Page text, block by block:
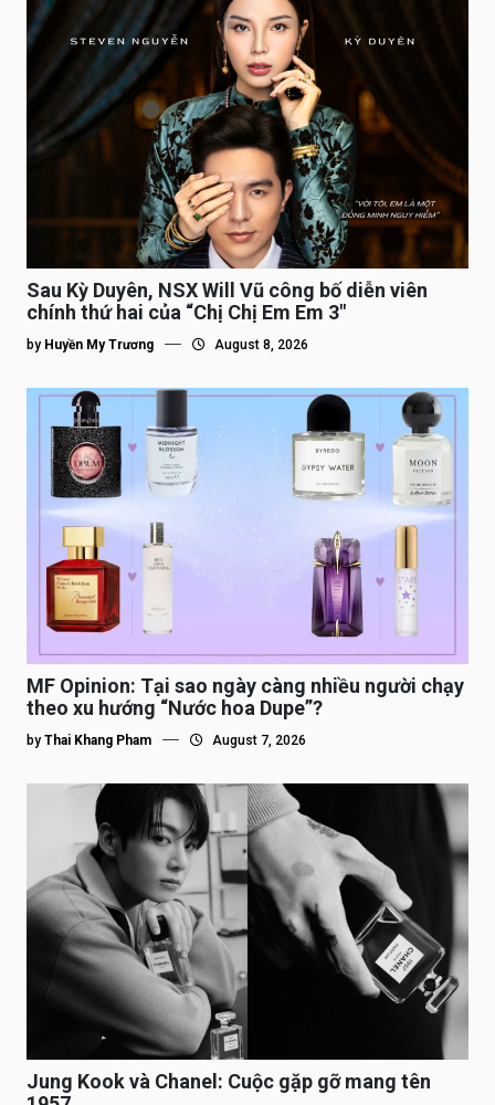
Sau Kỳ Duyên, NSX Will Vũ công bố diễn viên
chính thứ hai của “Chị Chị Em Em 3″
by Huyền My Trương August 8, 2026
MF Opinion: Tại sao ngày càng nhiều người chạy
theo xu hướng “Nước hoa Dupe”?
by Thai Khang Pham August 7, 2026
Jung Kook và Chanel: Cuộc gặp gỡ mang tên